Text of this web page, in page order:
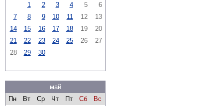
1
2 3 4 5
6
7
8 9 10 11 12
13
14
15 16 17 18 19
20
21
22 23 24 25 26
27
28
29 30
май
Пн
Вт Ср Чт Пт Сб
Вс